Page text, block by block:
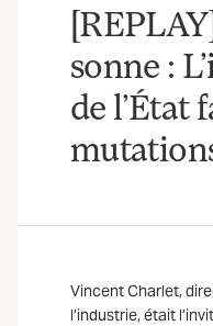
sonne :
de l’État
Vincent Charlet,
l’industrie, était